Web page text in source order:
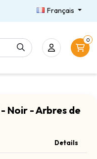
Français
0
Noir - Arbres de
Details